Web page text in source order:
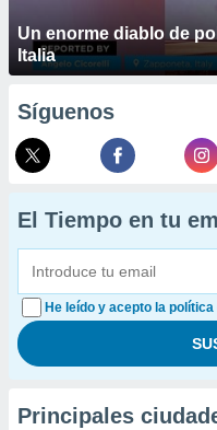
Un enorme diablo de
Italia
Síguenos
El Tiempo en tu
He leído y acepto la
Principales